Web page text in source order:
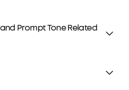
Prompt Tone Related